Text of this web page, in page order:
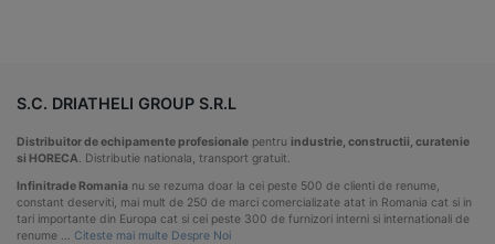
S.C. DRIATHELI GROUP S.R.L
Distribuitor de echipamente profesionale pentru industrie, constructii, curatenie
si HORECA. Distributie nationala, transport gratuit.
Infinitrade Romania nu se rezuma doar la cei peste 500 de clienti de renume,
constant deserviti, mai mult de 250 de marci comercializate atat in Romania cat si in
tari importante din Europa cat si cei peste 300 de furnizori interni si internationali de
renume … Citeste mai multe Despre Noi